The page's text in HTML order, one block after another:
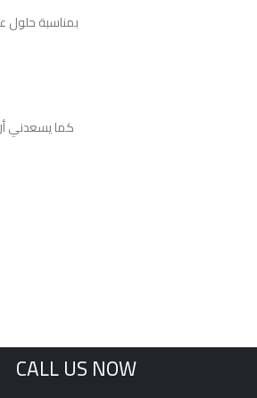
بمناسبة حلول
كما يسعدني
CALL US NOW